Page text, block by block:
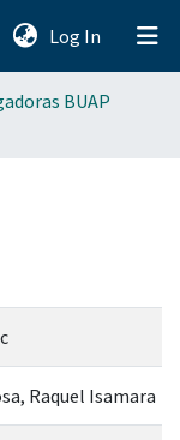
Log In (current)
BUAP
Raquel Isamara